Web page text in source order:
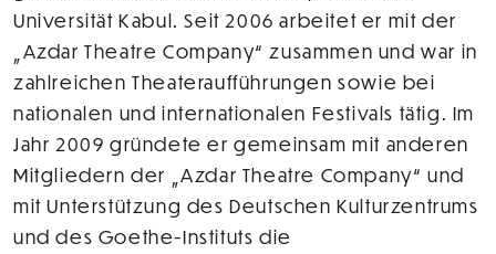
Universität Kabul. Seit 2006 arbeitet er mit der
„Azdar Theatre Company“ zusammen und war in
zahlreichen Theateraufführungen sowie bei
nationalen und internationalen Festivals tätig. Im
Jahr 2009 gründete er gemeinsam mit anderen
Mitgliedern der „Azdar Theatre Company“ und
mit Unterstützung des Deutschen Kulturzentrums
und des Goethe-Instituts die